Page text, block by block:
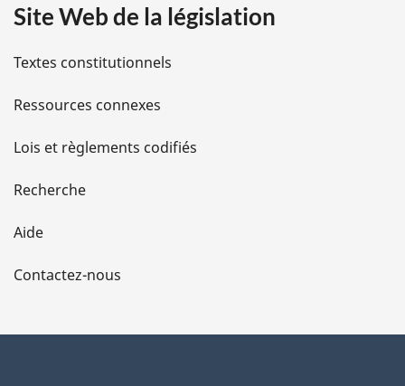
i
l
s
d
e
l
a
Site Web de la législation
Textes constitutionnels
Ressources connexes
Lois et règlements codifiés
Recherche
Aide
Contactez-nous